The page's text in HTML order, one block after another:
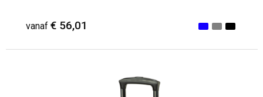
vanaf € 56,01
Minimale afname: 10